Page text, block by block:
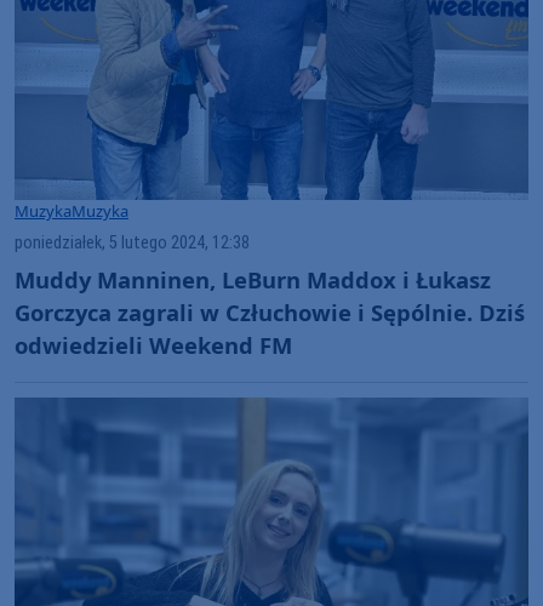
MuzykaMuzyka
poniedziałek, 5 lutego 2024, 12:38
Muddy Manninen, LeBurn Maddox i Łukasz
Gorczyca zagrali w Człuchowie i Sępólnie. Dziś
odwiedzieli Weekend FM